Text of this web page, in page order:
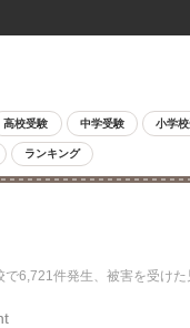
高校受験 中学受験 小学
ランキング
件発生、被害を受けた